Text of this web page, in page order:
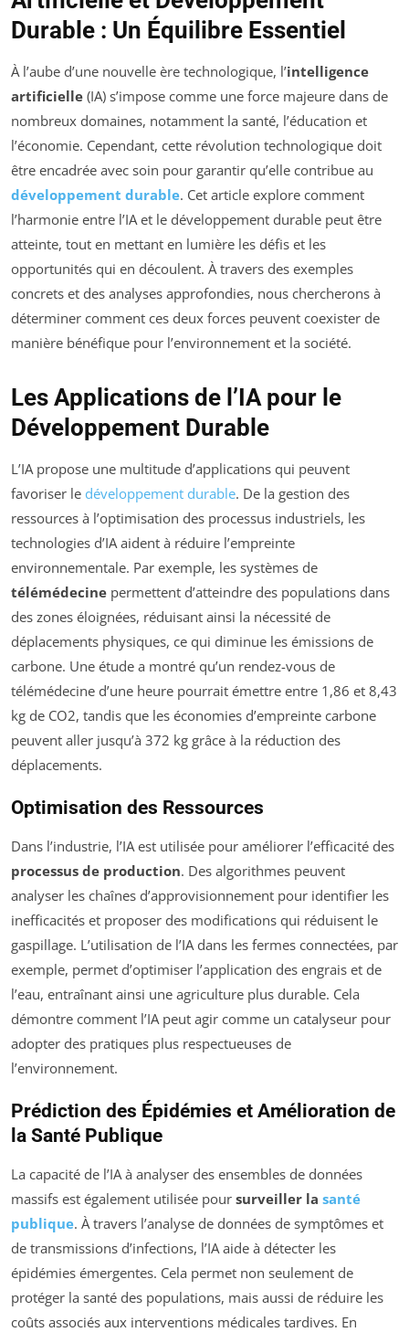
Durable : Un Équilibre Essentiel
À l’aube d’une nouvelle ère technologique, l’intelligence
artificielle (IA) s’impose comme une force majeure dans de
nombreux domaines, notamment la santé, l’éducation et
l’économie. Cependant, cette révolution technologique doit
être encadrée avec soin pour garantir qu’elle contribue au
développement durable. Cet article explore comment
l’harmonie entre l’IA et le développement durable peut être
atteinte, tout en mettant en lumière les défis et les
opportunités qui en découlent. À travers des exemples
concrets et des analyses approfondies, nous chercherons à
déterminer comment ces deux forces peuvent coexister de
manière bénéfique pour l’environnement et la société.
Les Applications de l’IA pour le
Développement Durable
L’IA propose une multitude d’applications qui peuvent
favoriser le développement durable. De la gestion des
ressources à l’optimisation des processus industriels, les
technologies d’IA aident à réduire l’empreinte
environnementale. Par exemple, les systèmes de
télémédecine permettent d’atteindre des populations dans
des zones éloignées, réduisant ainsi la nécessité de
déplacements physiques, ce qui diminue les émissions de
carbone. Une étude a montré qu’un rendez-vous de
télémédecine d’une heure pourrait émettre entre 1,86 et 8,43
kg de CO2, tandis que les économies d’empreinte carbone
peuvent aller jusqu’à 372 kg grâce à la réduction des
déplacements.
Optimisation des Ressources
Dans l’industrie, l’IA est utilisée pour améliorer l’efficacité des
processus de production. Des algorithmes peuvent
analyser les chaînes d’approvisionnement pour identifier les
inefficacités et proposer des modifications qui réduisent le
gaspillage. L’utilisation de l’IA dans les fermes connectées, par
exemple, permet d’optimiser l’application des engrais et de
l’eau, entraînant ainsi une agriculture plus durable. Cela
démontre comment l’IA peut agir comme un catalyseur pour
adopter des pratiques plus respectueuses de
l’environnement.
Prédiction des Épidémies et Amélioration de
la Santé Publique
La capacité de l’IA à analyser des ensembles de données
massifs est également utilisée pour surveiller la santé
publique. À travers l’analyse de données de symptômes et
de transmissions d’infections, l’IA aide à détecter les
épidémies émergentes. Cela permet non seulement de
protéger la santé des populations, mais aussi de réduire les
coûts associés aux interventions médicales tardives. En